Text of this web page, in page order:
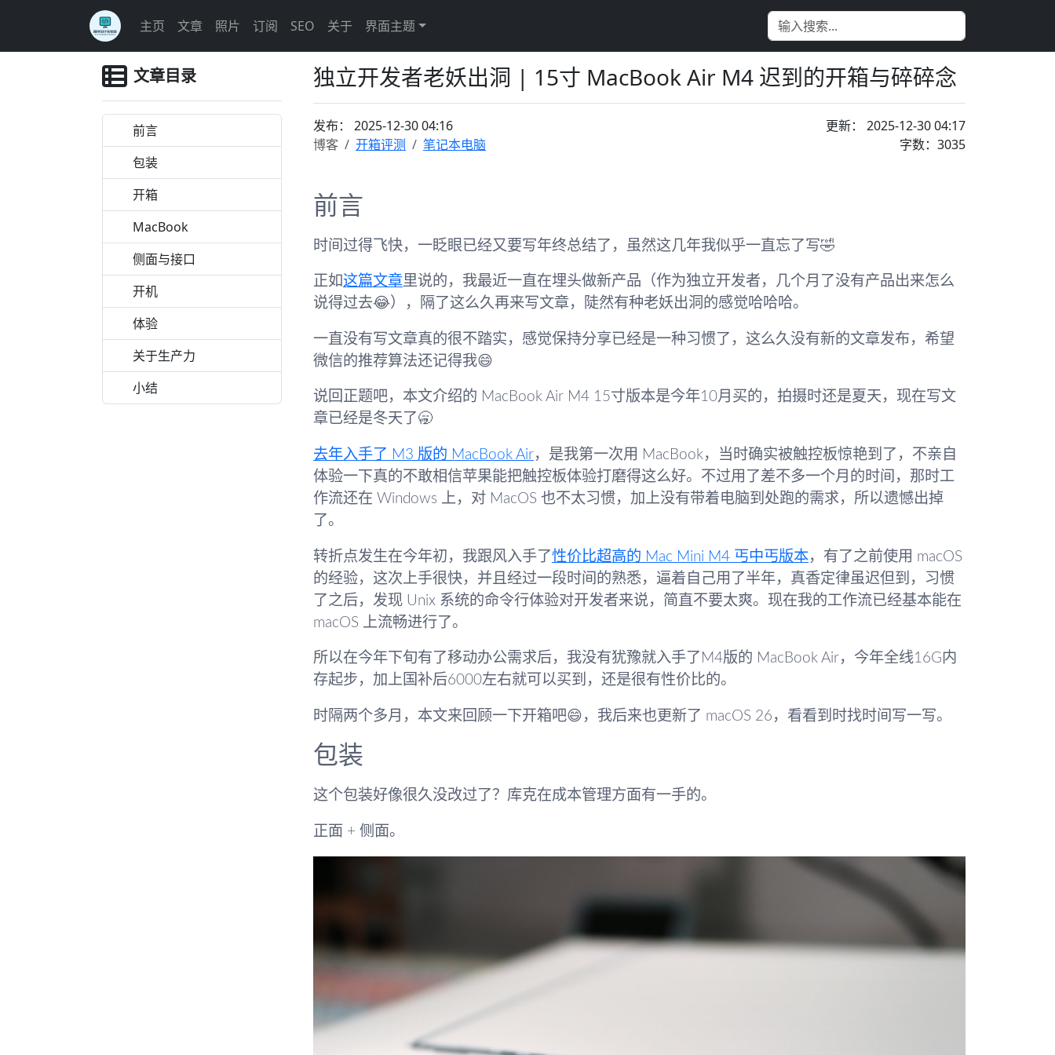
主页 文章 照片 订阅 SEO 关于 界面主题
文章目录
前言
包装
开箱
MacBook
侧面与接口
开机
体验
关于生产力
小结
独立开发者老妖出洞 | 15寸 MacBook Air M4 迟到的开箱与碎碎念
发布： 2025-12-30 04:16
更新： 2025-12-30 04:17
博客
开箱评测 笔记本电脑 字数：3035
前言
时间过得飞快，一眨眼已经又要写年终总结了，虽然这几年我似乎一直忘了写🤣
正如这篇文章里说的，我最近一直在埋头做新产品（作为独立开发者，几个月了没有产品出来怎么
说得过去😂），隔了这么久再来写文章，陡然有种老妖出洞的感觉哈哈哈。
一直没有写文章真的很不踏实，感觉保持分享已经是一种习惯了，这么久没有新的文章发布，希望
微信的推荐算法还记得我😄
说回正题吧，本文介绍的 MacBook Air M4 15寸版本是今年10月买的，拍摄时还是夏天，现在写文
章已经是冬天了🥱
去年入手了 M3 版的 MacBook Air，是我第一次用 MacBook，当时确实被触控板惊艳到了，不亲自
体验一下真的不敢相信苹果能把触控板体验打磨得这么好。不过用了差不多一个月的时间，那时工
作流还在 Windows 上，对 MacOS 也不太习惯，加上没有带着电脑到处跑的需求，所以遗憾出掉
了。
转折点发生在今年初，我跟风入手了性价比超高的 Mac Mini M4 丐中丐版本，有了之前使用 macOS
的经验，这次上手很快，并且经过一段时间的熟悉，逼着自己用了半年，真香定律虽迟但到，习惯
了之后，发现 Unix 系统的命令行体验对开发者来说，简直不要太爽。现在我的工作流已经基本能在
macOS 上流畅进行了。
所以在今年下旬有了移动办公需求后，我没有犹豫就入手了M4版的 MacBook Air，今年全线16G内
存起步，加上国补后6000左右就可以买到，还是很有性价比的。
时隔两个多月，本文来回顾一下开箱吧😄，我后来也更新了 macOS 26，看看到时找时间写一写。
包装
这个包装好像很久没改过了？库克在成本管理方面有一手的。
正面 + 侧面。